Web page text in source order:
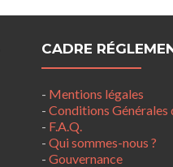
CADRE
- Mentions légales
- Conditions
- F.A.Q.
- Qui sommes-nous ?
- Gouvernance